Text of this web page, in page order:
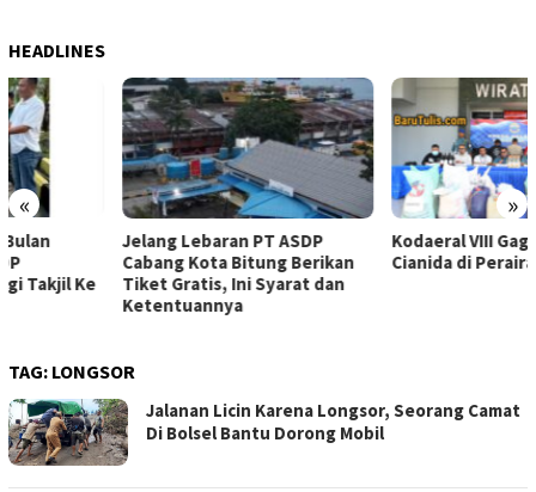
HEADLINES
« »
Jelang Lebaran PT ASDP
Cabang Kota Bitung Berikan
Tiket Gratis, Ini Syarat dan
Ketentuannya
Kodaeral VIII Gagalkan 1,4 Ton
Cianida di Perairan Sulawesi
TAG: LONGSOR
Jalanan Licin Karena Longsor, Seorang Camat
Di Bolsel Bantu Dorong Mobil